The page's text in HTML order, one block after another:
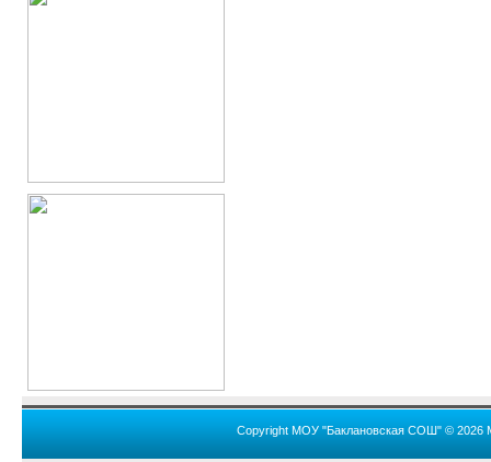
Copyright МОУ "Баклановская СОШ" © 2026